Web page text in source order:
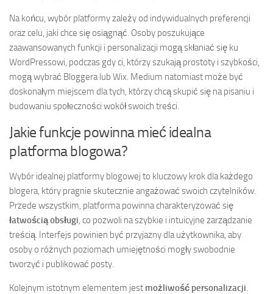
Na końcu, wybór platformy zależy od indywidualnych preferencji
oraz celu, jaki chce się osiągnąć. Osoby poszukujące
zaawansowanych funkcji i personalizacji mogą skłaniać się ku
WordPressowi, podczas gdy ci, którzy szukają prostoty i szybkości,
mogą wybrać Bloggera lub Wix. Medium natomiast może być
doskonałym miejscem dla tych, którzy chcą skupić się na pisaniu i
budowaniu społeczności wokół swoich treści.
Jakie funkcje powinna mieć idealna
platforma blogowa?
Wybór idealnej platformy blogowej to kluczowy krok dla każdego
blogera, który pragnie skutecznie angażować swoich czytelników.
Przede wszystkim, platforma powinna charakteryzować się
łatwością obsługi , co pozwoli na szybkie i intuicyjne zarządzanie
treścią. Interfejs powinien być przyjazny dla użytkownika, aby
osoby o różnych poziomach umiejętności mogły swobodnie
tworzyć i publikować posty.
Kolejnym istotnym elementem jest możliwość personalizacji